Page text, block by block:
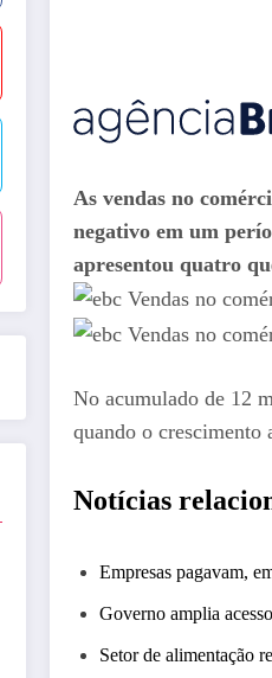
As vendas no
negativo em um
apresentou quatro
No acumulado de 12
quando o crescimento
Notícias
Empresas pagavam,
Governo amplia
Setor de alimentação